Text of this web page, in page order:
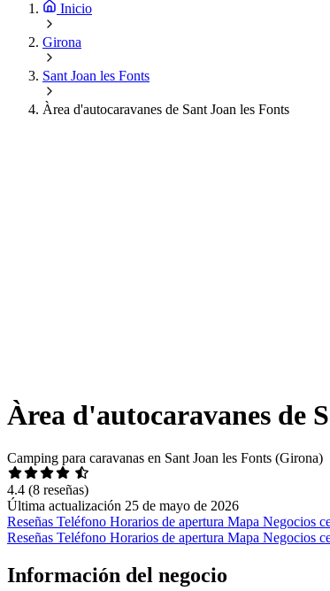
Inicio
Girona
Sant Joan les Fonts
Àrea d'autocaravanes de Sant Joan les Fonts
Àrea d'autocaravanes de
Camping para caravanas en Sant Joan les Fonts (Girona)
4.4 (8 reseñas)
Última actualización 25 de mayo de 2026
Reseñas Teléfono Horarios de apertura Mapa Negocios
Reseñas Teléfono Horarios de apertura Mapa Negocios
Información del negocio